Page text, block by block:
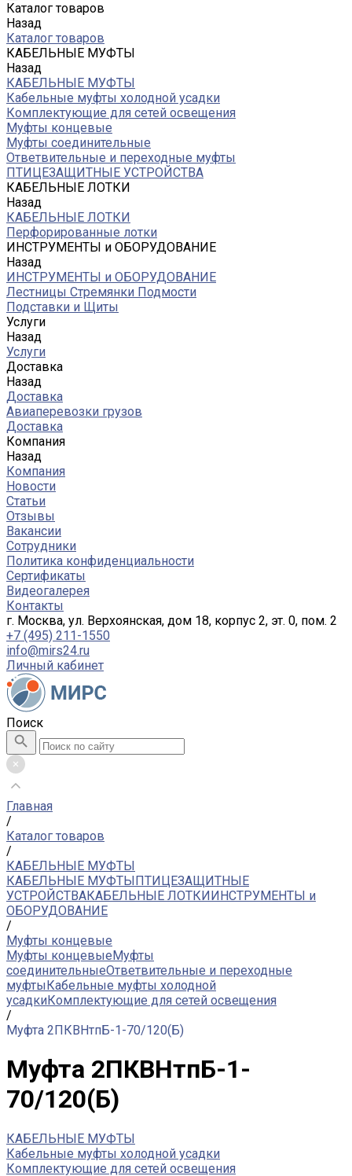
Каталог товаров
Назад
Каталог товаров
КАБЕЛЬНЫЕ МУФТЫ
Назад
КАБЕЛЬНЫЕ МУФТЫ
Кабельные муфты холодной усадки
Комплектующие для сетей освещения
Муфты концевые
Муфты соединительные
Ответвительные и переходные муфты
ПТИЦЕЗАЩИТНЫЕ УСТРОЙСТВА
КАБЕЛЬНЫЕ ЛОТКИ
Назад
КАБЕЛЬНЫЕ ЛОТКИ
Перфорированные лотки
ИНСТРУМЕНТЫ и ОБОРУДОВАНИЕ
Назад
ИНСТРУМЕНТЫ и ОБОРУДОВАНИЕ
Лестницы Стремянки Подмости
Подставки и Щиты
Услуги
Назад
Услуги
Доставка
Назад
Доставка
Авиаперевозки грузов
Доставка
Компания
Назад
Компания
Новости
Статьи
Отзывы
Вакансии
Сотрудники
Политика конфиденциальности
Сертификаты
Видеогалерея
Контакты
г. Москва, ул. Верхоянская, дом 18, корпус 2, эт. 0, пом. 2
+7 (495) 211-1550
info@mirs24.ru
Личный кабинет
Поиск
Главная
/
Каталог товаров
/
КАБЕЛЬНЫЕ МУФТЫ
КАБЕЛЬНЫЕ МУФТЫПТИЦЕЗАЩИТНЫЕ
УСТРОЙСТВАКАБЕЛЬНЫЕ ЛОТКИИНСТРУМЕНТЫ и
ОБОРУДОВАНИЕ
/
Муфты концевые
Муфты концевыеМуфты
соединительныеОтветвительные и переходные
муфтыКабельные муфты холодной
усадкиКомплектующие для сетей освещения
/
Муфта 2ПКВНтпБ-1-70/120(Б)
Муфта 2ПКВНтпБ-1-
70/120(Б)
КАБЕЛЬНЫЕ МУФТЫ
Кабельные муфты холодной усадки
Комплектующие для сетей освещения